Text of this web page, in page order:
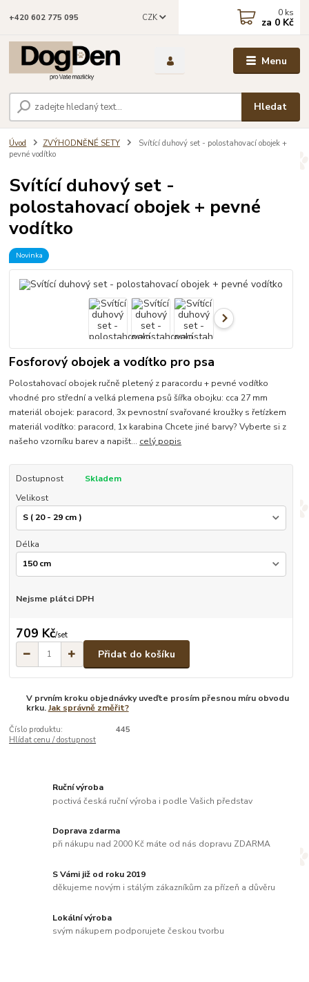
Menu
CZK
Hledat
+420 602 775 095 0 ks
za 0 Kč
Úvod ZVÝHODNĚNÉ SETY
Svítící duhový set - polostahovací obojek +
pevné vodítko
Svítící duhový set -
polostahovací obojek + pevné
vodítko
Novinka
Fosforový obojek a vodítko pro psa
Polostahovací obojek ručně pletený z paracordu + pevné vodítko
vhodné pro střední a velká plemena psů šířka obojku: cca 27 mm
materiál obojek: paracord, 3x pevnostní svařované kroužky s řetízkem
materiál vodítko: paracord, 1x karabina Chcete jiné barvy? Vyberte si z
našeho vzorníku barev a napišt... celý popis
Dostupnost
Skladem
Velikost
Délka
Nejsme plátci DPH
709 Kč/set
Přidat do košíku
V prvním kroku objednávky uveďte prosím přesnou míru obvodu
krku.Jak správně změřit?
Číslo produktu:
445
Hlídat cenu / dostupnost
Ruční výroba
poctivá česká ruční výroba i podle Vašich představ
Doprava zdarma
při nákupu nad 2000 Kč máte od nás dopravu ZDARMA
S Vámi již od roku 2019
děkujeme novým i stálým zákazníkům za přízeň a důvěru
Lokální výroba
svým nákupem podporujete českou tvorbu